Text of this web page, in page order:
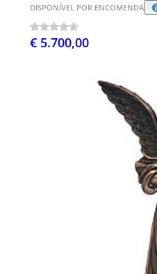
DISPONÍVEL POR ENCOMENDA
€ 5.700,00